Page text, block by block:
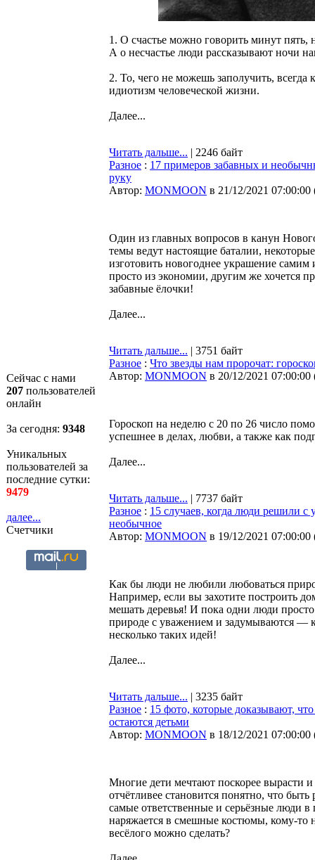
Сейчас с нами
207 пользователей
онлайн
За сегодня: 9348
Уникальных
пользователей за
последние сутки:
9479
далее...
Счетчики
1. О счастье можно говорить минут пять,
А о несчастье люди рассказывают ночи
2. То, чего не можешь заполучить,
идиотизм человеческой жизни.
Далее...
Читать дальше... | 2246 байт
Разное : 17 примеров забавных и
руку
Автор: MONMOON в 21/12/2021 07:00:00
Один из главных вопросов в канун
темы ведут настоящие баталии,
изготовить новогоднее украшение самим
просто из экономии, другим же хочется
забавные ёлочки!
Далее...
Читать дальше... | 3751 байт
Разное : Что звезды нам пророчат:
Автор: MONMOON в 20/12/2021 07:00:00
Гороскоп на неделю с 20 по 26 число
успешнее в делах, любви, а также как
Далее...
Читать дальше... | 7737 байт
Разное : 15 случаев, когда люди решили с
необычное
Автор: MONMOON в 19/12/2021 07:00:00
Как бы люди не любили любоваться
Например, если вы захотите построить
мешать деревья! И пока одни люди
природе с уважением и задумываются —
несколько таких идей!
Далее...
Читать дальше... | 3235 байт
Разное : 15 фото, которые доказывают,
остаются детьми
Автор: MONMOON в 18/12/2021 07:00:00
Многие дети мечтают поскорее вырасти
отчётливее становится понятно, что
самые ответственные и серьёзные люди в
наряжается в смешные костюмы, кому-то
весёлого можно сделать?